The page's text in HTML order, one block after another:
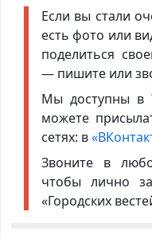
Если вы стали
есть фото или
поделиться
— пишите или
Мы доступны в
можете
сетях: в
Звоните в
чтобы лично
«Городских